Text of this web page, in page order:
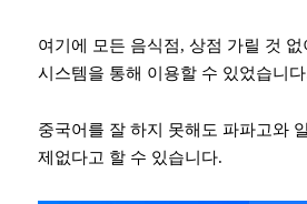
여기에 모든 음식점, 상점 가릴 것 없
시스템을 통해 이용할 수 있었습니
중국어를 잘 하지 못해도 파파고와
제없다고 할 수 있습니다.